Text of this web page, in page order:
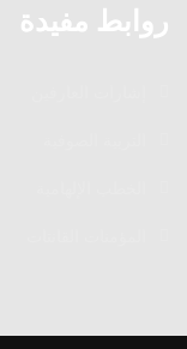
روابط مفيدة